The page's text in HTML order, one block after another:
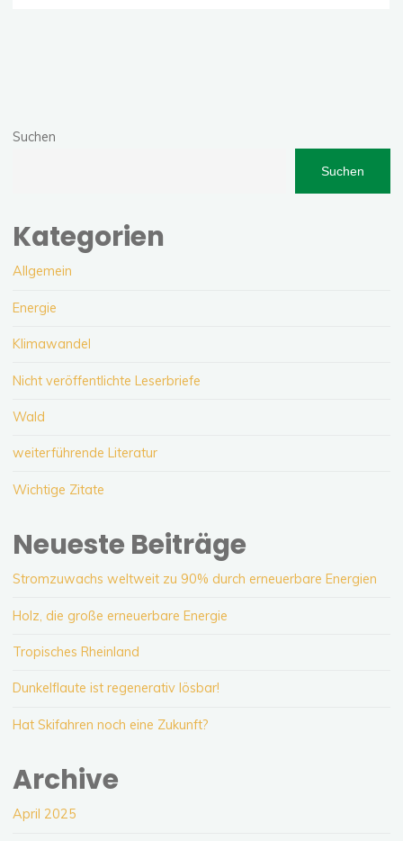
Suchen
Suchen
Kategorien
Allgemein
Energie
Klimawandel
Nicht veröffentlichte Leserbriefe
Wald
weiterführende Literatur
Wichtige Zitate
Neueste Beiträge
Stromzuwachs weltweit zu 90% durch erneuerbare Energien
Holz, die große erneuerbare Energie
Tropisches Rheinland
Dunkelflaute ist regenerativ lösbar!
Hat Skifahren noch eine Zukunft?
Archive
April 2025